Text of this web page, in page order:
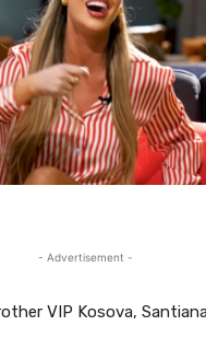
- Advertisement -
VIP Kosova,